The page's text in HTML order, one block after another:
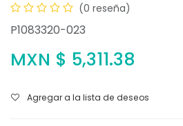
(0 reseña)
P1083320-023
MXN $ 5,311.38
Agregar a la lista de deseos